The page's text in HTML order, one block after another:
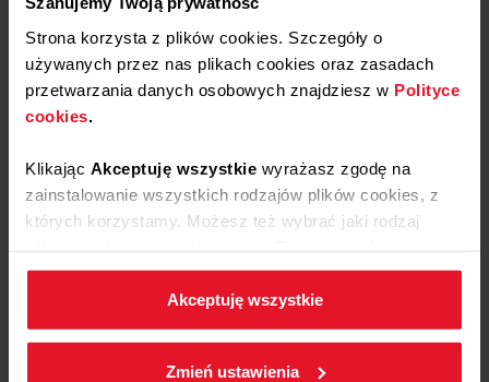
Strona korzysta z plików cookies. Szczegóły o
używanych przez nas plikach cookies oraz zasadach
przetwarzania danych osobowych znajdziesz w Polityce
cookies
Klikając Akceptuję wszystkie wyrażasz zgodę na
zainstalowanie wszystkich rodzajów plików cookies, z
których korzystamy. Możesz też wybrać jaki rodzaj
klikającZmień ustawienia.
W każdej chwili możesz zmienić wybrane przez Ciebie
Akceptuję wszystkie
Zmień ustawienia
KUCHNIA HISZPAŃSKA
17.09.2026
329.00 zł